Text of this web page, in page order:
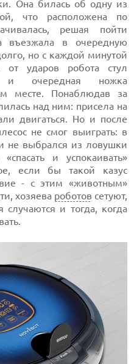
Она билась об одну из
что расположена по
решая пойти
въезжала в очередную
но с каждой минутой
от ударов робота стул
и очередная ножка
месте. Понаблюдав за
над ним: присела на
двигаться. Но и после
не смог выиграть: в
не выбрался из ловушки
и успокаивать»
если бы такой казус
- с этим «животным»
хозяева роботов сетуют,
и тогда, когда